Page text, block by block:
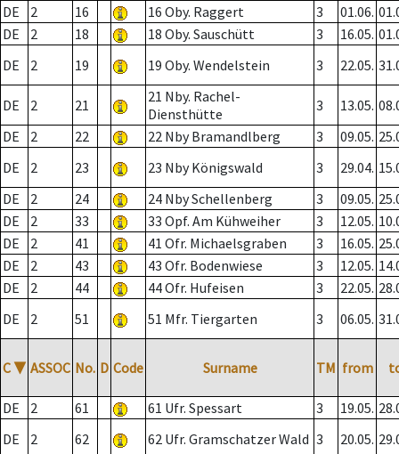
DE
2 16 16 Oby. Raggert 3 01.06.
DE
2 18 18 Oby. Sauschütt 3 16.05.
DE
2 19 19 Oby. Wendelstein 3 22.05.
DE 2 21
21 Nby. Rachel-
Diensthütte
3 13.05.
DE
2 22 22 Nby Bramandlberg 3 09.05.
DE
2 23 23 Nby Königswald 3 29.04.
DE
2 24 24 Nby Schellenberg 3 09.05.
DE
2 33 33 Opf. Am Kühweiher 3 12.05.
DE
2 41 41 Ofr. Michaelsgraben 3 16.05.
DE
2 43 43 Ofr. Bodenwiese 3 12.05.
DE
2 44 44 Ofr. Hufeisen 3 22.05.
DE
2 51 51 Mfr. Tiergarten 3 06.05.
C ▼ ASSOC No. D Code Surname TM from
DE 2 61 61 Ufr. Spessart 3 19.05.
DE
2 62 62 Ufr. Gramschatzer Wald 3 20.05.